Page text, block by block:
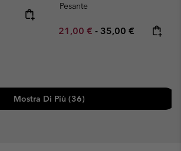
Pesante
Minimum sale price:
21,00 € - Maximum price:
35,00 €
Mostra Di Più (36)